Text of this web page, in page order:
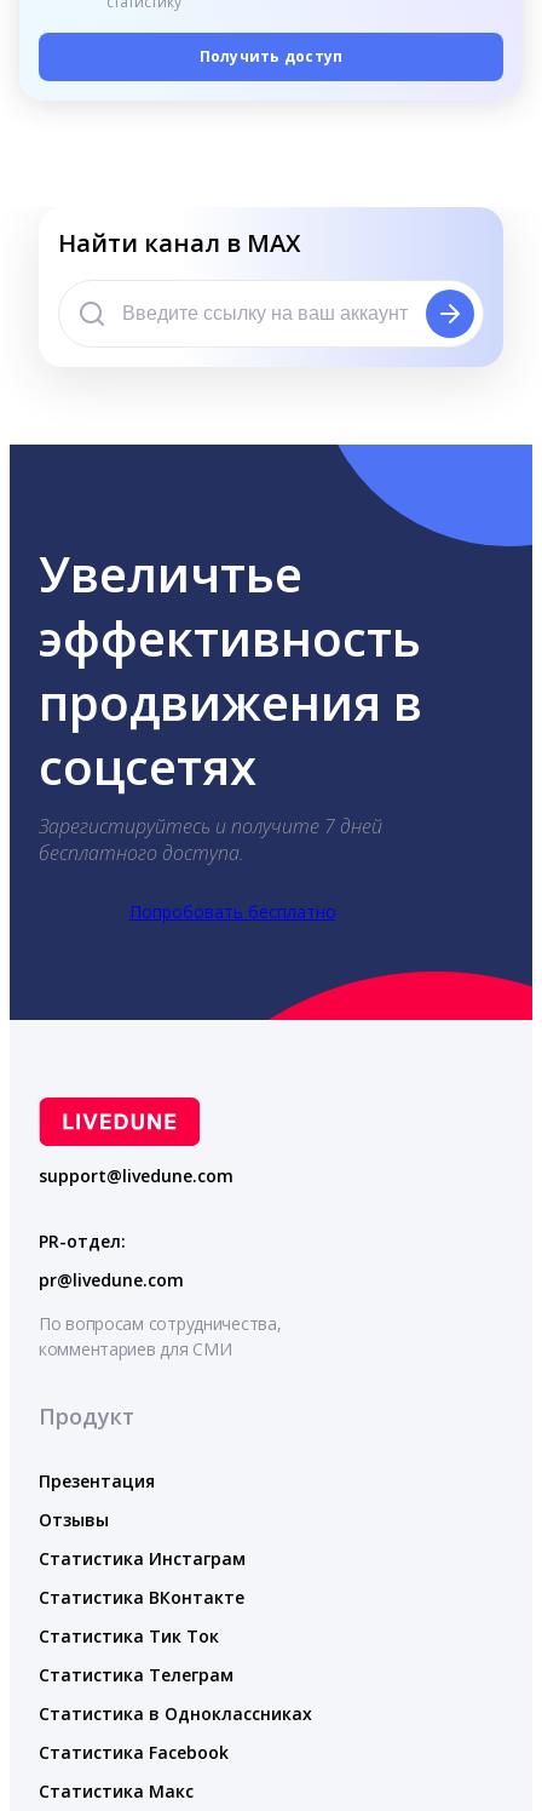
Получить доступ
Найти канал в MAX
Увеличтье
эффективность
продвижения в
соцсетях
Зарегистируйтесь и получите 7 дней
бесплатного доступа.
Попробовать бесплатно
support@livedune.com
PR-отдел:
pr@livedune.com
По вопросам сотрудничества,
комментариев для СМИ
Продукт
Презентация
Отзывы
Статистика Инстаграм
Статистика ВКонтакте
Статистика Тик Ток
Статистика Телеграм
Статистика в Одноклассниках
Статистика Facebook
Статистика Макс